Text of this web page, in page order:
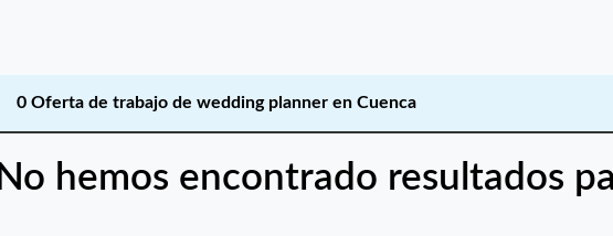
0 Oferta de trabajo de wedding planner en Cuenca
No hemos encontrado resultados